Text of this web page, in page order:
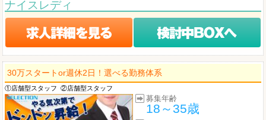
ナイスレディ
30万スタートor週休2日！選べる勤務体系
①店舗型スタッフ ②店舗型スタッフ
募集年齢
18～35歳